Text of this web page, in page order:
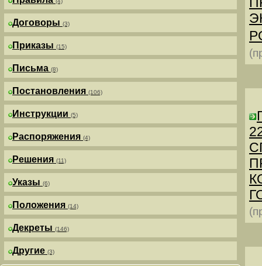
Договоры (3)
Приказы (15)
Письма (8)
Постановления (106)
Инструкции (5)
Распоряжения (4)
Решения (11)
Указы (6)
Положения (14)
Декреты (146)
Другие (3)